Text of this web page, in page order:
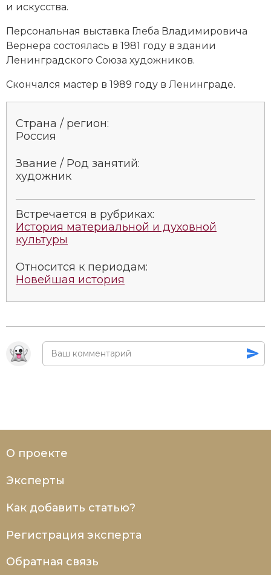
и искусства.
Персональная выставка Глеба Владимировича
Вернера состоялась в 1981 году в здании
Ленинградского Союза художников.
Скончался мастер в 1989 году в Ленинграде.
Страна / регион:
Россия
Звание / Род занятий:
художник
Встречается в рубриках:
История материальной и духовной
культуры
Относится к периодам:
Новейшая история
О проекте
Эксперты
Как добавить статью?
Регистрация эксперта
Обратная связь